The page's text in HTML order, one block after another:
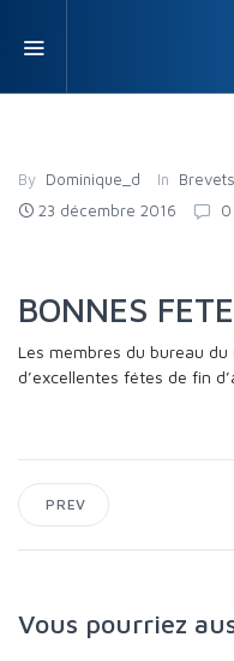
By Dominique_d In
Brevets
23 décembre 2016
0
BONNES
Les membres du bureau
d’excellentes fétes de fin
PREV
Vous pourriez